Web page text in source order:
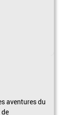
aventures du